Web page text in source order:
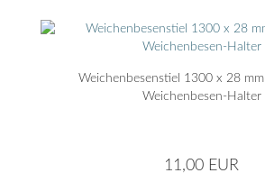
Weichenbesenstiel 1300 x 28
Weichenbesen-Halter
11,00 EUR